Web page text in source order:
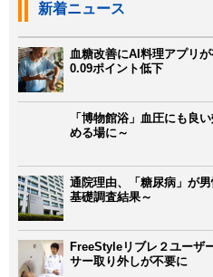
新着ニュース
血糖改善にAI料理アプリ
0.09ポイント低下
「博物館浴」血圧にも良
める場に～
通院理由、「糖尿病」が
基礎調査結果～
FreeStyleリブレ２ユーザ
サー取り外しが不要に